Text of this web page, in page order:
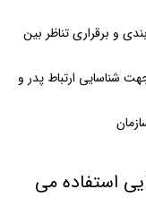
و برقراری تناظر بین
شناسایی ارتباط پدر و
استفاده می